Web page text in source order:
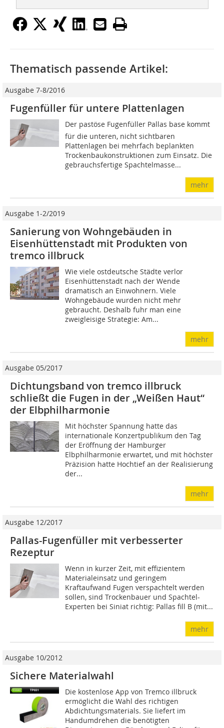
Thematisch passende Artikel:
Ausgabe 7-8/2016
Fugenfüller für untere Plattenlagen
Der pastöse Fugenfüller Pallas base kommt
für die unteren, nicht sichtbaren
Plattenlagen bei mehrfach beplankten
Trockenbaukonstruktionen zum Einsatz. Die
gebrauchsfertige Spachtelmasse...
mehr
Ausgabe 1-2/2019
Sanierung von Wohngebäuden in
Eisenhüttenstadt mit Produkten von
tremco illbruck
Wie viele ostdeutsche Städte verlor
Eisenhüttenstadt nach der Wende
dramatisch an Einwohnern. Viele
Wohngebäude wurden nicht mehr
gebraucht. Deshalb fuhr man eine
zweigleisige Strategie: Am...
mehr
Ausgabe 05/2017
Dichtungsband von tremco illbruck
schließt die Fugen in der „Weißen Haut“
der Elbphilharmonie
Mit höchster Spannung hatte das
internationale Konzertpublikum den Tag
der Eröffnung der Hamburger
Elbphilharmonie erwartet, und mit höchster
Präzision hatte Hochtief an der Realisierung
der...
mehr
Ausgabe 12/2017
Pallas-Fugenfüller mit verbesserter
Rezeptur
Wenn in kurzer Zeit, mit effi­zientem
Materialeinsatz und geringem
Kraftaufwand Fugen verspachtelt werden
sollen, sind Trockenbauer und Spachtel-
Experten bei Siniat richtig: Pallas fill B (mit...
mehr
Ausgabe 10/2012
Sichere Materialwahl
Die kostenlose App von Tremco illbruck
ermöglicht die Wahl des richtigen
Abdichtungsmaterials. Sie liefert im
Handumdrehen die benötigten